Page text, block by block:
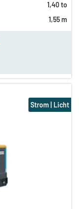
1,40 to
1,55 m
Strom | Licht